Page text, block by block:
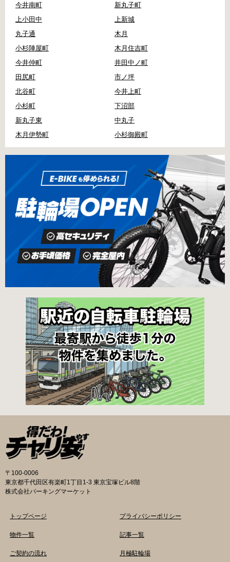
今井南町
新丸子町
上小田中
上新城
丸子通
木月
小杉陣屋町
木月住吉町
今井仲町
井田中ノ町
田尻町
市ノ坪
北谷町
今井上町
小杉町
下沼部
新丸子東
中丸子
木月伊勢町
小杉御殿町
〒100-0006
東京都千代田区有楽町1丁目1-3 東京宝塚ビル8階
株式会社パーキングマーケット
トップページ
物件一覧
ご契約の流れ
プライバシーポリシー
記事一覧
月極駐輪場